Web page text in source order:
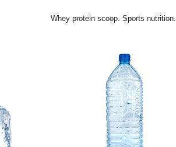
Whey protein scoop. Sports nutrition.